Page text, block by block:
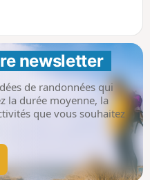
newsletter
de randonnées qui
la durée moyenne, la
que vous souhaitez